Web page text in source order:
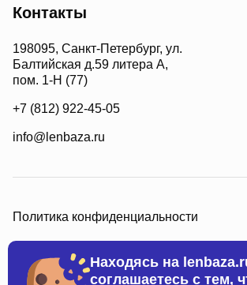
Контакты
198095, Санкт-Петербург, ул.
Балтийская д.59 литера А,
пом. 1-Н (77)
+7 (812) 922-45-05
info@lenbaza.ru
Политика конфиденциальности
Находясь на
соглашаетесь с тем,